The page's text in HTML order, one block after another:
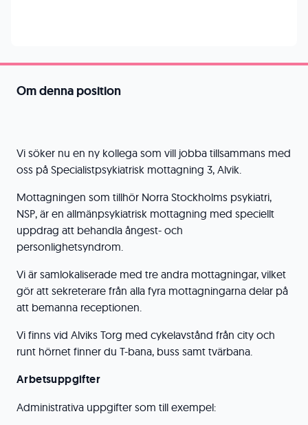
Om denna position
Vi söker nu en ny kollega som vill jobba tillsammans med
oss på Specialistpsykiatrisk mottagning 3, Alvik.
Mottagningen som tillhör Norra Stockholms psykiatri,
NSP, är en allmänpsykiatrisk mottagning med speciellt
uppdrag att behandla ångest- och
personlighetsyndrom.
Vi är samlokaliserade med tre andra mottagningar, vilket
gör att sekreterare från alla fyra mottagningarna delar på
att bemanna receptionen.
Vi finns vid Alviks Torg med cykelavstånd från city och
runt hörnet finner du T-bana, buss samt tvärbana.
Arbetsuppgifter
Administrativa uppgifter som till exempel: